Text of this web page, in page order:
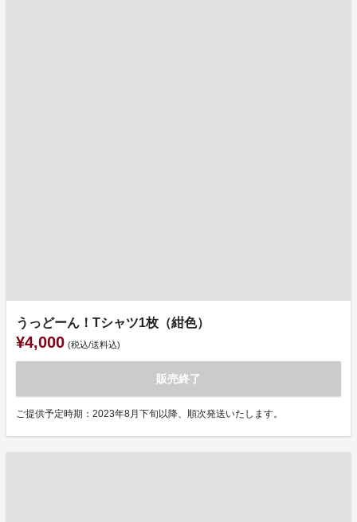
うっどーん！Tシャツ1枚（紺色）
¥4,000 (税込/送料込)
販売終了
ご提供予定時期：2023年8月下旬以降、順次発送いたします。